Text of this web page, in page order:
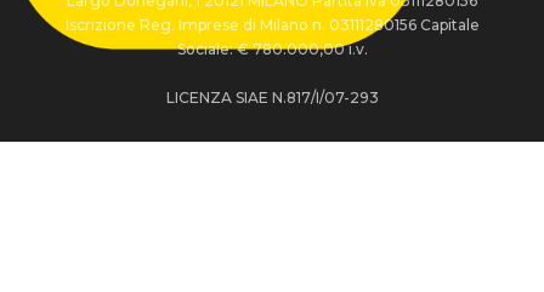
Iscrizione Reg. Imprese di Milano n. 03111280156 Capitale
Sociale: € 780.000,00 i.v.
LICENZA SIAE N.817/I/07-293